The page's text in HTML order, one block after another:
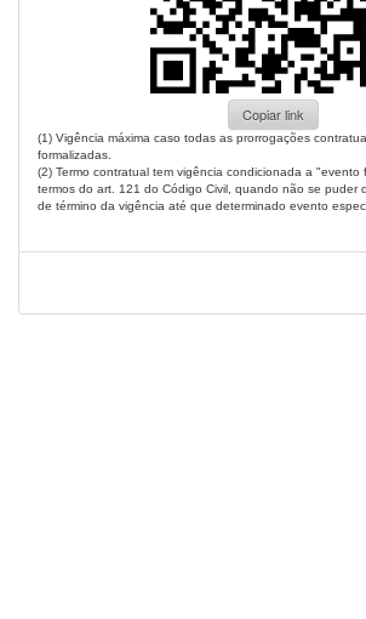
Copiar link
(1) Vigência máxima caso todas as prorrogações
formalizadas.
(2) Termo contratual tem vigência condicionada a "evento
termos do art. 121 do Código Civil, quando não se puder
de término da vigência até que determinado evento